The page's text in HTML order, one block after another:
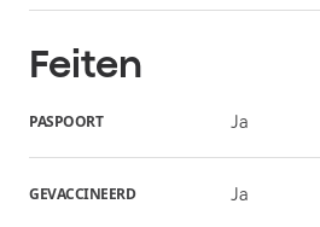
Feiten
PASPOORT Ja
GEVACCINEERD Ja